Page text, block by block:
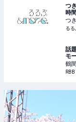
つ
時
つ
るる
話
モ
鶴